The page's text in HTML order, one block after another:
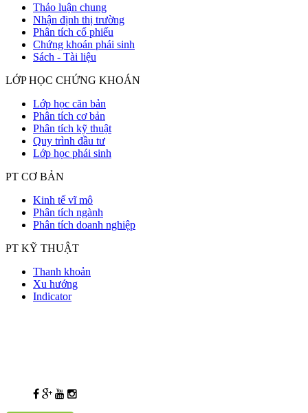
Thảo luận chung
Nhận định thị trường
Phân tích cổ phiếu
Chứng khoán phái sinh
Sách - Tài liệu
LỚP HỌC CHỨNG KHOÁN
Lớp học căn bản
Phân tích cơ bản
Phân tích kỹ thuật
Quy trình đầu tư
Lớp học phái sinh
PT CƠ BẢN
Kinh tế vĩ mô
Phân tích ngành
Phân tích doanh nghiệp
PT KỸ THUẬT
Thanh khoản
Xu hướng
Indicator